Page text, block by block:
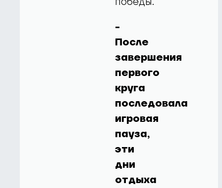
-
После
завершения
первого
круга
последовала
игровая
пауза,
эти
дни
отдыха